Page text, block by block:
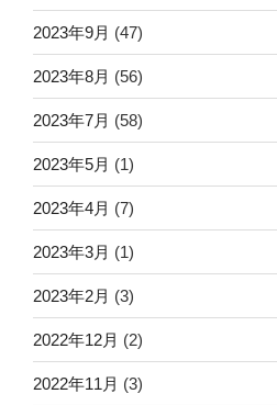
2023年9月 (47)
2023年8月 (56)
2023年7月 (58)
2023年5月 (1)
2023年4月 (7)
2023年3月 (1)
2023年2月 (3)
2022年12月 (2)
2022年11月 (3)